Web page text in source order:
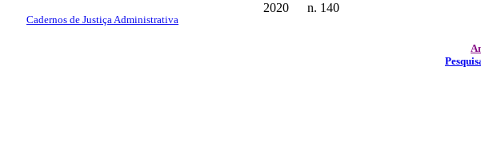
Cadernos de Justiça Administrativa
2020 n. 140